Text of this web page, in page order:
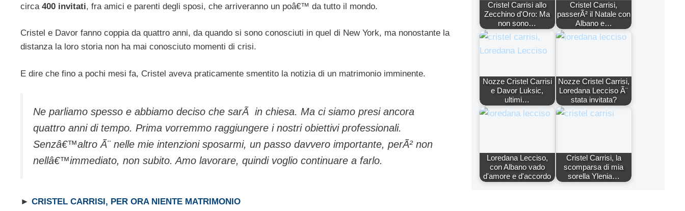
circa 400 invitati, fra amici e parenti degli sposi, che arriveranno un poâ€™ da tutto il mondo.
Cristel e Davor fanno coppia da quattro anni, da quando si sono conosciuti in quel di New York, ma nonostante la
distanza la loro storia non ha mai conosciuto momenti di crisi.
E dire che fino a pochi mesi fa, Cristel aveva praticamente smentito la notizia di un matrimonio imminente.
Ne parliamo spesso e abbiamo deciso che sarÃ in chiesa. Ma ci siamo presi ancora
quattro anni di tempo. Prima vorremmo raggiungere i nostri obiettivi professionali.
Senzâ€™altro Ã¨ nelle mie intenzioni sposarmi, un passo davvero importante, perÃ² non
nellâ€™immediato, non subito. Amo lavorare, quindi voglio continuare a farlo.
► CRISTEL CARRISI, PER ORA NIENTE MATRIMONIO
Cristel Carrisi allo
Zecchino d'Oro: Ma
non sono…
Cristel Carrisi,
passerÃ² il Natale con
Albano e…
Nozze Cristel Carrisi
e Davor Luksic,
ultimi…
Nozze Cristel Carrisi,
Loredana Lecciso Ã¨
stata invitata?
Loredana Lecciso,
con Albano vado
d'amore e d'accordo
Cristel Carrisi, la
scomparsa di mia
sorella Ylenia…